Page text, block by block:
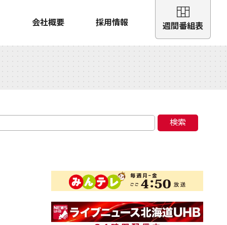
会社概要 採用情報 週間番組表
検索